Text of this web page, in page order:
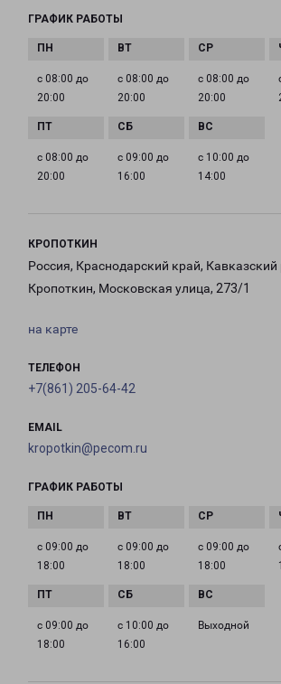
ГРАФИК РАБОТЫ
с 08:00 до
20:00
с 08:00 до
20:00
с 08:00 до
20:00
с 08:00 до
20:00
с 09:00 до
16:00
с 10:00 до
14:00
КРОПОТКИН
Россия, Краснодарский край, Кавказский
Кропоткин, Московская улица, 273/1
на карте
ТЕЛЕФОН
+7(861) 205-64-42
EMAIL
kropotkin@pecom.ru
ГРАФИК РАБОТЫ
с 09:00 до
18:00
с 09:00 до
18:00
с 09:00 до
18:00
с 09:00 до
18:00
с 10:00 до
16:00
Выходной